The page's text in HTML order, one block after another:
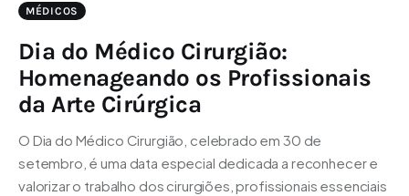
MÉDICOS
Dia do Médico Cirurgião:
Homenageando os Profissionais
da Arte Cirúrgica
O Dia do Médico Cirurgião, celebrado em 30 de
setembro, é uma data especial dedicada a reconhecer e
valorizar o trabalho dos cirurgiões, profissionais essenciais